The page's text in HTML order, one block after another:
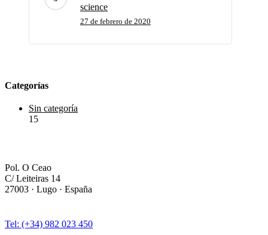
science
27 de febrero de 2020
Categorías
Sin categoría
15
Pol. O Ceao
C/ Leiteiras 14
27003 · Lugo · España
Tel: (+34) 982 023 450